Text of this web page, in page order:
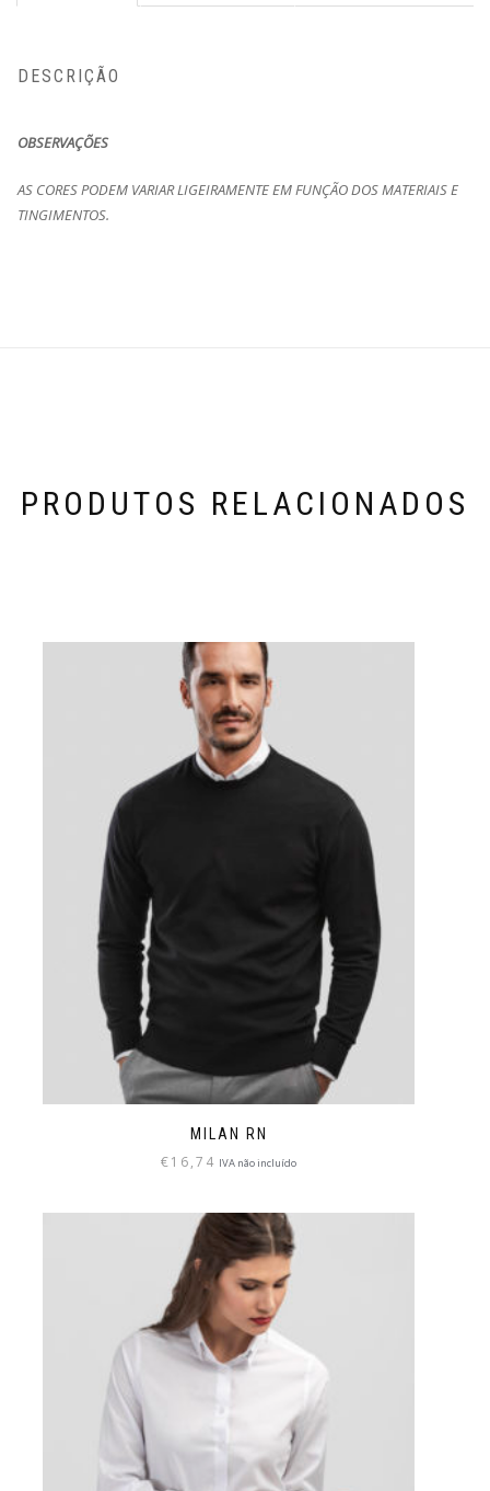
DESCRIÇÃO
OBSERVAÇÕES
AS CORES PODEM VARIAR LIGEIRAMENTE EM FUNÇÃO DOS MATERIAIS E
TINGIMENTOS.
PRODUTOS RELACIONADOS
MILAN RN
€16,74 IVA não incluído